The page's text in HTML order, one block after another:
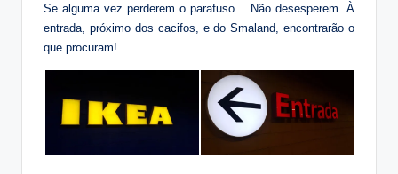
Se alguma vez perderem o parafuso… Não desesperem. À
entrada, próximo dos cacifos, e do Smaland, encontrarão o
que procuram!